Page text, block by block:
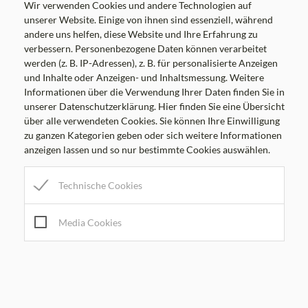
Parteienverkehrszeiten
MO
8.00-12.00 Uhr
DI
8.00-12.00 Uhr
MI
8.00-12.00, 17.00-19.00 Uhr
DO
8.00-12.00 Uhr
FR
8.00-12.00 Uhr
DI
Wir verwenden Cookies und andere Technologien auf
unserer Website. Einige von ihnen sind essenziell, während
andere uns helfen, diese Website und Ihre Erfahrung zu
verbessern. Personenbezogene Daten können verarbeitet
werden (z. B. IP-Adressen), z. B. für personalisierte Anzeigen
und Inhalte oder Anzeigen- und Inhaltsmessung. Weitere
Informationen über die Verwendung Ihrer Daten finden Sie in
unserer Datenschutzerklärung. Hier finden Sie eine Übersicht
über alle verwendeten Cookies. Sie können Ihre Einwilligung
zu ganzen Kategorien geben oder sich weitere Informationen
anzeigen lassen und so nur bestimmte Cookies auswählen.
Technische Cookies
Media Cookies